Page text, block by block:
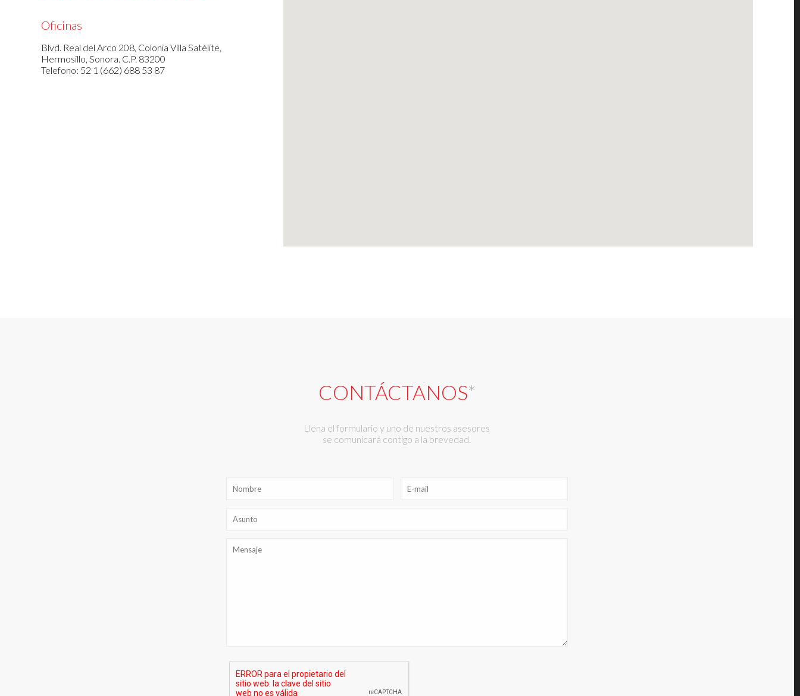
Oficinas
Blvd. Real del Arco 208, Colonia Villa Satélite,
Hermosillo, Sonora. C.P. 83200
Telefono: 52 1 (662) 688 53 87
CONTÁCTANOS*
Llena el formulario y uno de nuestros asesores
se comunicará contigo a la brevedad.